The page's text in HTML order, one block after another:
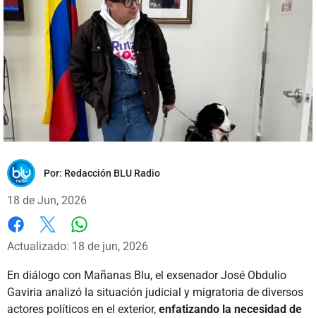
Por: Redacción BLU Radio
18 de Jun, 2026
Facebook
X
Actualizado: 18 de jun, 2026
En diálogo con Mañanas Blu, el exsenador José Obdulio
Gaviria analizó la situación judicial y migratoria de diversos
actores políticos en el exterior, enfatizando la necesidad de